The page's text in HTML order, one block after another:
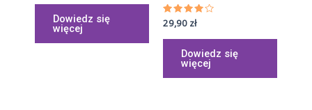
na 5
Dowiedz się
więcej
Oceniono
4.02
na 5
29,90 zł
Dowiedz się
więcej